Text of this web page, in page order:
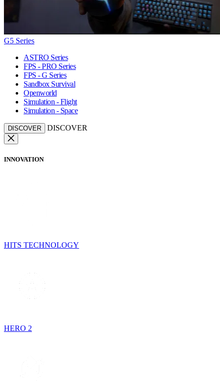
G5 Series
ASTRO Series
FPS - PRO Series
FPS - G Series
Sandbox Survival
Openworld
Simulation - Flight
Simulation - Space
DISCOVER DISCOVER
INNOVATION
HITS TECHNOLOGY
HERO 2